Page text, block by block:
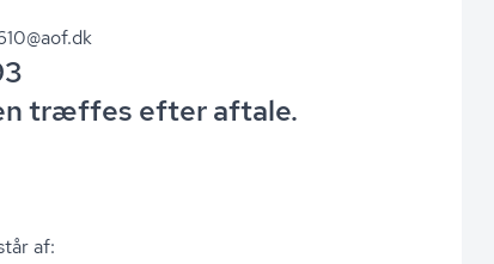
træffes efter aftale.
af: